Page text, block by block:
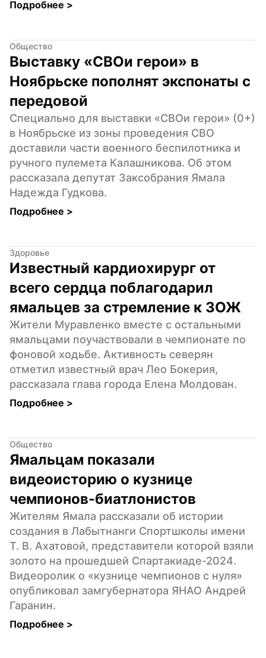
Подробнее >
Общество
Выставку «СВОи герои» в
Ноябрьске пополнят экспонаты с
передовой
Специально для выставки «СВОи герои» (0+)
в Ноябрьске из зоны проведения СВО
доставили части военного беспилотника и
ручного пулемета Калашникова. Об этом
рассказала депутат Заксобрания Ямала
Надежда Гудкова.
Подробнее >
Здоровье
Известный кардиохирург от
всего сердца поблагодарил
ямальцев за стремление к ЗОЖ
Жители Муравленко вместе с остальными
ямальцами поучаствовали в чемпионате по
фоновой ходьбе. Активность северян
отметил известный врач Лео Бокерия,
рассказала глава города Елена Молдован.
Подробнее >
Общество
Ямальцам показали
видеоисторию о кузнице
чемпионов-биатлонистов
Жителям Ямала рассказали об истории
создания в Лабытнанги Спортшколы имени
Т. В. Ахатовой, представители которой взяли
золото на прошедшей Спартакиаде-2024.
Видеоролик о «кузнице чемпионов с нуля»
опубликовал замгубернатора ЯНАО Андрей
Гаранин.
Подробнее >